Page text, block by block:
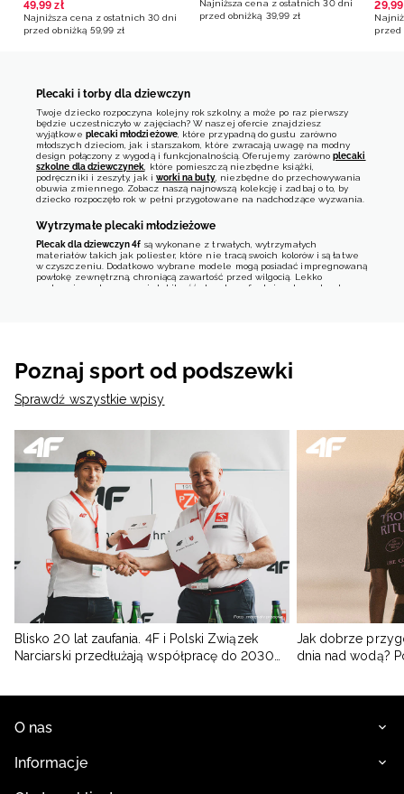
49,99 zł
Najniższa cena z ostatnich 30 dni
przed obniżką 59,99 zł
Najniższa cena z ostatnich 30 dni
przed obniżką 39,99 zł
29,99
przed
Plecaki i torby dla dziewczyn
Twoje dziecko rozpoczyna kolejny rok szkolny, a może po raz pierwszy
będzie uczestniczyło w zajęciach? W naszej ofercie znajdziesz
wyjątkowe plecaki młodzieżowe, które przypadną do gustu zarówno
młodszych dzieciom, jak i starszakom, które zwracają uwagę na modny
design połączony z wygodą i funkcjonalnością. Oferujemy zarównoplecaki
szkolne dla dziewczynek, które pomieszczą niezbędne książki,
podręczniki i zeszyty, jak i worki na buty, niezbędne do przechowywania
obuwia zmiennego. Zobacz naszą najnowszą kolekcję i zadbaj o to, by
dziecko rozpoczęło rok w pełni przygotowane na nadchodzące wyzwania.
Wytrzymałe plecaki młodzieżowe
Plecak dla dziewczyn 4f są wykonane z trwałych, wytrzymałych
materiałów takich jak poliester, które nie tracą swoich kolorów i są łatwe
w czyszczeniu. Dodatkowo wybrane modele mogą posiadać impregnowaną
powłokę zewnętrzną, chroniącą zawartość przed wilgocią. Lekko
usztywnione dno poprawi stabilność plecaka, a funkcjonalny uchwyt
Poznaj sport od podszewki
Sprawdź wszystkie wpisy
Blisko 20 lat zaufania. 4F i Polski Związek
Narciarski przedłużają współpracę do 2030
Jak dobrze
dnia nad wodą?
O nas
Informacje